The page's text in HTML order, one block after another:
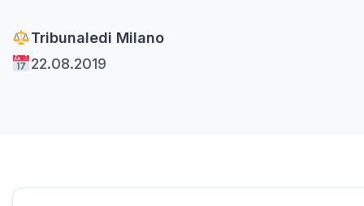
Tribunaledi Milano
22.08.2019